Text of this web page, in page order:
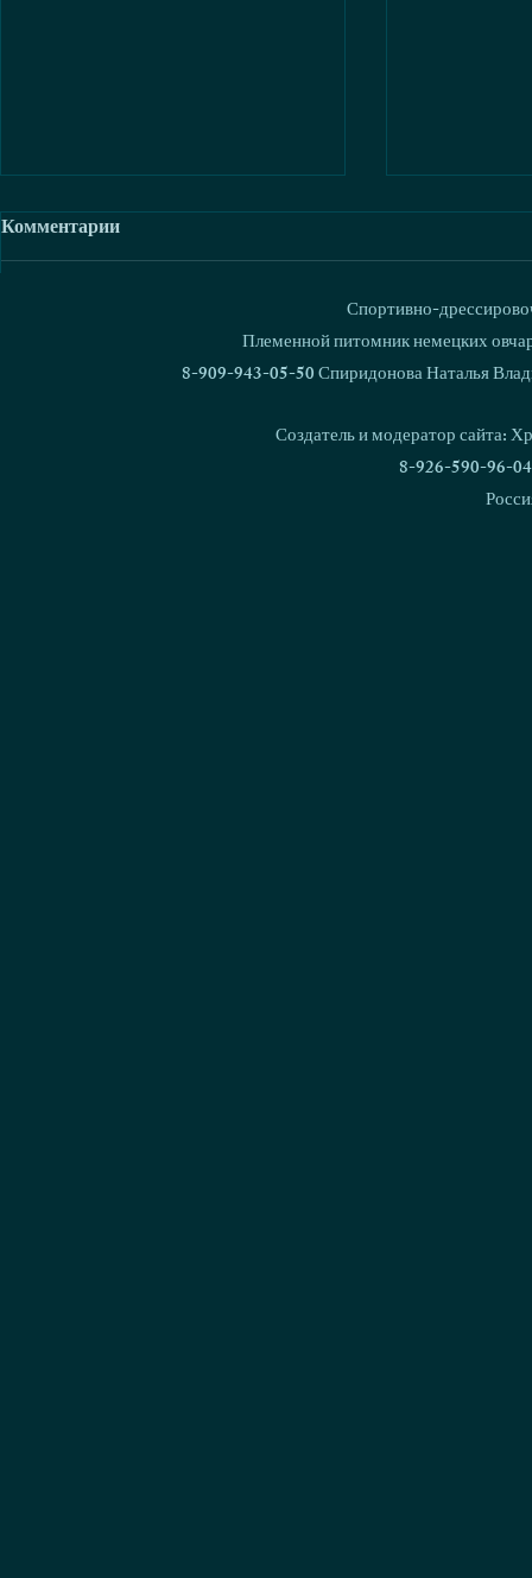
Комментарии
Спортивно-
Племенной питомник немецких
8-909-943-05-50 Спиридонова Наталья
Создатель и модератор сайта:
8-926-590-96-